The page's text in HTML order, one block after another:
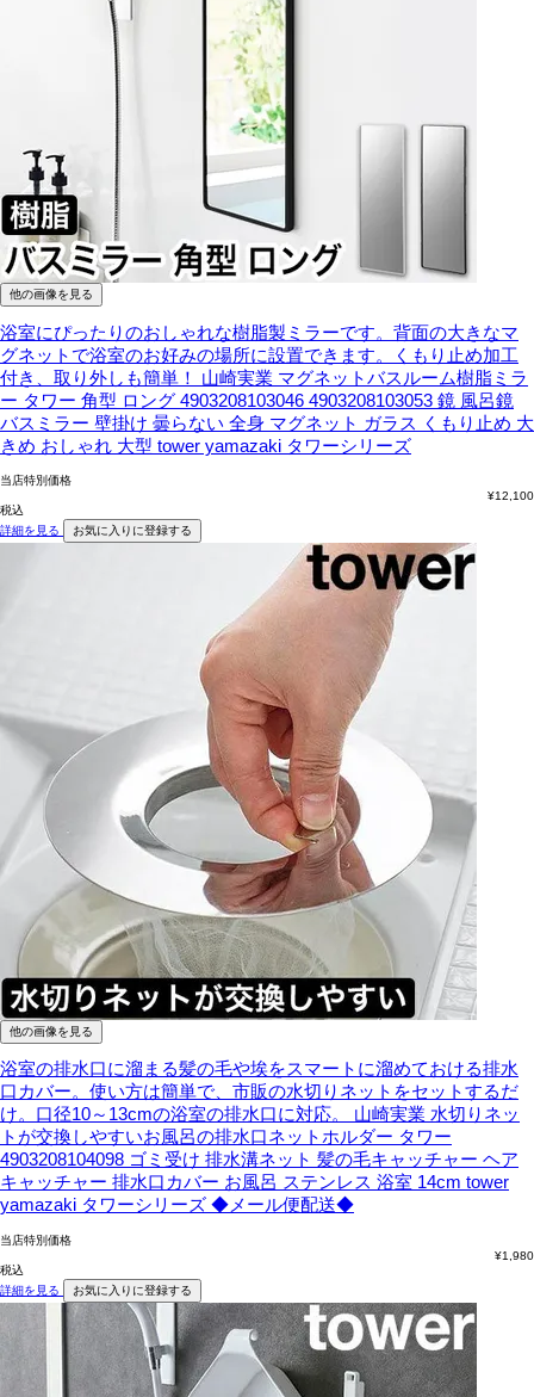
他の画像を見る
浴室にぴったりのおしゃれな樹脂製ミラーです。背面の大きなマ
グネットで浴室のお好みの場所に設置できます。くもり止め加工
付き、取り外しも簡単！
山崎実業 マグネットバスルーム樹脂ミラ
ー タワー 角型 ロング 4903208103046 4903208103053 鏡 風呂鏡
バスミラー 壁掛け 曇らない 全身 マグネット ガラス くもり止め 大
きめ おしゃれ 大型 tower yamazaki タワーシリーズ
当店特別価格
¥12,100
税込
詳細を見る
お気に入りに登録する
他の画像を見る
浴室の排水口に溜まる髪の毛や埃をスマートに溜めておける排水
口カバー。使い方は簡単で、市販の水切りネットをセットするだ
け。口径10～13cmの浴室の排水口に対応。
山崎実業 水切りネッ
トが交換しやすいお風呂の排水口ネットホルダー タワー
4903208104098 ゴミ受け 排水溝ネット 髪の毛キャッチャー ヘア
キャッチャー 排水口カバー お風呂 ステンレス 浴室 14cm tower
yamazaki タワーシリーズ ◆メール便配送◆
当店特別価格
¥1,980
税込
詳細を見る
お気に入りに登録する